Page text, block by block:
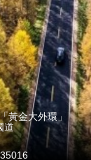
黃金大外環」
道
35016